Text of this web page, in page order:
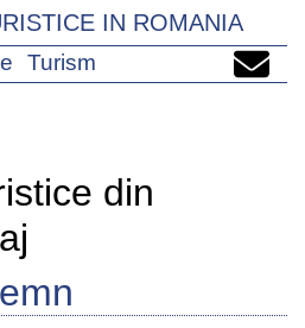
IN ROMANIA
Turism
din